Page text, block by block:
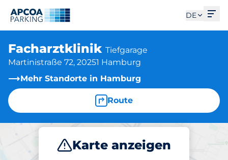
DE
Facharztklinik Tiefgarage
Martinistraße 72, 20251 Hamburg
Mehr Standorte in Hamburg
Route
Karte anzeigen
Laden